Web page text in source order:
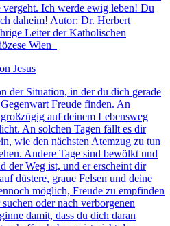
Ich werde ewig leben! Du
daheim! Autor: Dr. Herbert
Leiter der Katholischen
Wien
Jesus
der Situation, in der du dich gerade
Freude finden. An
auf deinem Lebensweg
An solchen Tagen fällt es dir
wie den nächsten Atemzug zu tun
Andere Tage sind bewölkt und
der Weg ist, und er erscheint dir
düstere, graue Felsen und deine
möglich, Freude zu empfinden
oder nach verborgenen
damit, dass du dich daran